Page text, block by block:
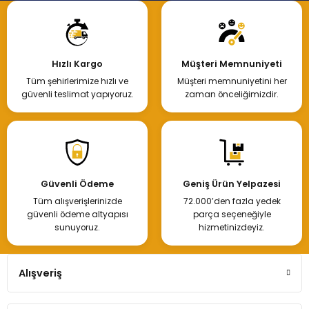
Hızlı Kargo
Tüm şehirlerimize hızlı ve
güvenli teslimat yapıyoruz.
Müşteri Memnuniyeti
Müşteri memnuniyetini her
zaman önceliğimizdir.
Güvenli Ödeme
Tüm alışverişlerinizde
güvenli ödeme altyapısı
sunuyoruz.
Geniş Ürün Yelpazesi
72.000’den fazla yedek
parça seçeneğiyle
hizmetinizdeyiz.
Alışveriş